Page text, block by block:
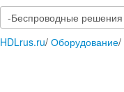
HDLrus.ru/ Оборудование/